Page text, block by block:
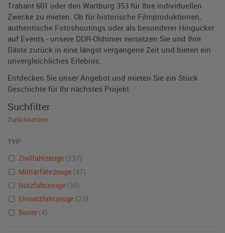
Trabant 601 oder den Wartburg 353 für Ihre individuellen
Zwecke zu mieten. Ob für historische Filmproduktionen,
authentische Fotoshootings oder als besonderer Hingucker
auf Events - unsere DDR-Oldtimer versetzen Sie und Ihre
Gäste zurück in eine längst vergangene Zeit und bieten ein
unvergleichliches Erlebnis.
Entdecken Sie unser Angebot und mieten Sie ein Stück
Geschichte für Ihr nächstes Projekt.
Suchfilter
Zurücksetzen
TYP
Zivilfahrzeuge (237)
Militärfahrzeuge (47)
Nutzfahrzeuge (38)
Einsatzfahrzeuge (22)
Boote (4)